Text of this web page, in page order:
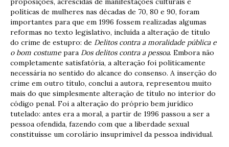
políticas de mulheres nas décadas de 70, 80 e 90, foram
importantes para que em 1996 fossem realizadas algumas
reformas no texto legislativo, incluída a alteração de título
do crime de estupro: de Delitos contra a moralidade pública e
o bom costume para Dos delitos contra a pessoa. Embora não
completamente satisfatória, a alteração foi politicamente
necessária no sentido do alcance do consenso. A inserção do
crime em outro título, conclui a autora, representou muito
mais do que simplesmente alteração de título no interior do
código penal. Foi a alteração do próprio bem jurídico
tutelado: antes era a moral, a partir de 1996 passou a ser a
pessoa ofendida, fazendo com que a liberdade sexual
constituísse um corolário insuprimível da pessoa individual.